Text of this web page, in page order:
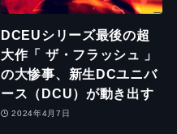
DCEUシリーズ最後の超
大作「 ザ・フラッシュ 」
の大惨事、新生DCユニバ
ース（DCU）が動き出す
2024年4月7日